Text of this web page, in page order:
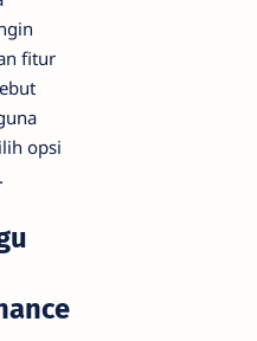
fitur
opsi